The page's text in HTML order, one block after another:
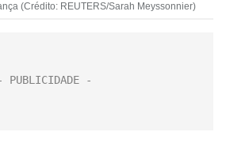
(Crédito: REUTERS/Sarah Meyssonnier)